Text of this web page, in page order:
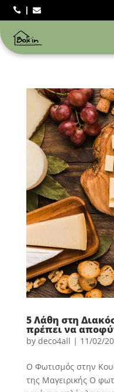
 
5 Λάθη στη
πρέπει να
by deco4all | 11/02/
Ο Φωτισμός στην
της Μαγειρικής Ο